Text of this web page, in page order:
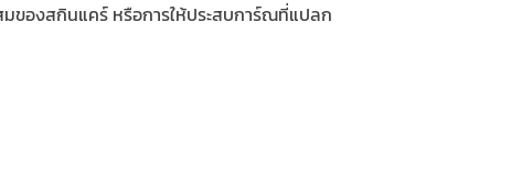
ของสกินแคร์ หรือการให้ประสบการ์ณที่แปลก